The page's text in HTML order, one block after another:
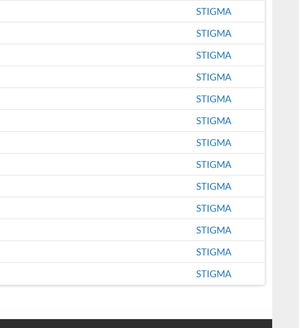
STIGMA
STIGMA
STIGMA
STIGMA
STIGMA
STIGMA
STIGMA
STIGMA
STIGMA
STIGMA
STIGMA
STIGMA
STIGMA